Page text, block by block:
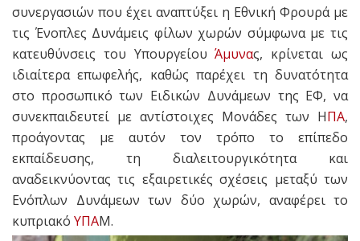
συνεργασιών που έχει αναπτύξει η Εθνική Φρουρά με
τις Ένοπλες Δυνάμεις φίλων χωρών σύμφωνα με τις
κατευθύνσεις του ΥπουργείουΆμυνας, κρίνεται ως
ιδιαίτερα επωφελής, καθώς παρέχει τη δυνατότητα
στο προσωπικό των Ειδικών Δυνάμεων της ΕΦ, να
συνεκπαιδευτεί με αντίστοιχες Μονάδες των ΗΠΑ,
προάγοντας με αυτόν τον τρόπο το επίπεδο
εκπαίδευσης, τη διαλειτουργικότητα και
αναδεικνύοντας τις εξαιρετικές σχέσεις μεταξύ των
Ενόπλων Δυνάμεων των δύο χωρών, αναφέρει το
κυπριακό ΥΠΑΜ.